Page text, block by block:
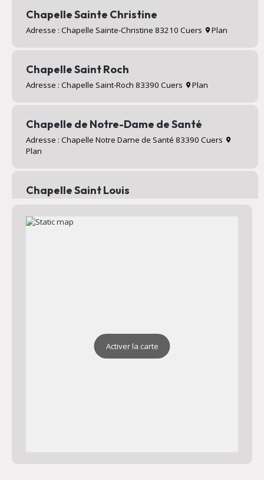
Chapelle Sainte Christine
Adresse : Chapelle Sainte-Christine 83210 Cuers Plan
Chapelle Saint Roch
Adresse : Chapelle Saint-Roch 83390 Cuers Plan
Chapelle de Notre-Dame de Santé
Adresse : Chapelle Notre Dame de Santé 83390 Cuers
Plan
Chapelle Saint Louis
Activer la carte